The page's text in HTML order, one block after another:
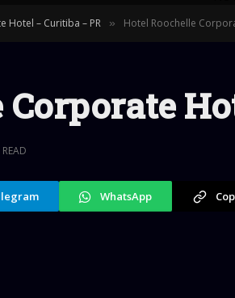
Hotel – Curitiba – PR » Hotel Roochelle
WhatsApp